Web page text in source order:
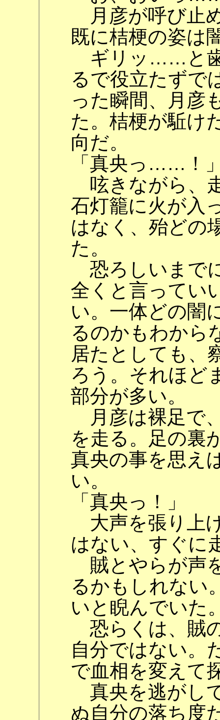
月彦が呼び止
既に桔梗の姿は
ギリッ……と歯
るで役立たず
った瞬間、月彦
た。桔梗が駈け
向だ。
「真央っ……！
呟きながら、
石灯籠に火が入
はなく、殆どの
た。
恐ろしいまで
全くと言ってい
い。一体どの闇
るのかもわから
居たとしても、
ろう。それほど
部分が多い。
月彦は裸足で
を走る。足の裏
真央の事を思え
い。
「真央っ！」
大声を張り上
はない、すぐに
賊とやらが声
るかもしれない
いと睨んでいた
恐らくは、賊
自分ではない。
で血相を変えて
真央を逃がし
ぬ自分の落ち度